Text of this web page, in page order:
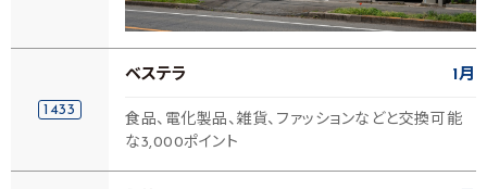
1433
ベステラ 1月
食品、電化製品、雑貨、ファッションなどと交換可能
な3,000ポイント